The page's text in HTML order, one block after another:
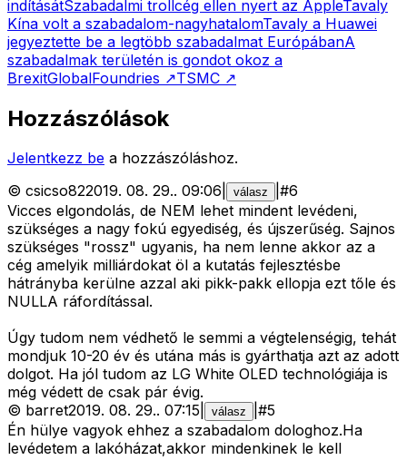
indításátSzabadalmi trollcég ellen nyert az AppleTavaly
Kína volt a szabadalom-nagyhatalomTavaly a Huawei
jegyeztette be a legtöbb szabadalmat EurópábanA
szabadalmak területén is gondot okoz a
BrexitGlobalFoundries ↗TSMC ↗
Hozzászólások
Jelentkezz be a hozzászóláshoz.
© csicso822019. 08. 29.. 09:06 válasz #6
Vicces elgondolás, de NEM lehet mindent levédeni,
szükséges a nagy fokú egyediség, és újszerűség. Sajnos
szükséges "rossz" ugyanis, ha nem lenne akkor az a
cég amelyik milliárdokat öl a kutatás fejlesztésbe
hátrányba kerülne azzal aki pikk-pakk ellopja ezt tőle és
NULLA ráfordítással.
Úgy tudom nem védhető le semmi a végtelenségig, tehát
mondjuk 10-20 év és utána más is gyárthatja azt az adott
dolgot. Ha jól tudom az LG White OLED technológiája is
még védett de csak pár évig.
© barret2019. 08. 29.. 07:15 válasz #5
Én hülye vagyok ehhez a szabadalom dologhoz.Ha
levédetem a lakóházat,akkor mindenkinek le kell